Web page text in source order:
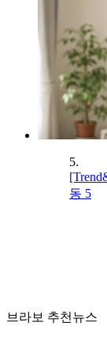
5.
동 5
브라보 추천뉴스